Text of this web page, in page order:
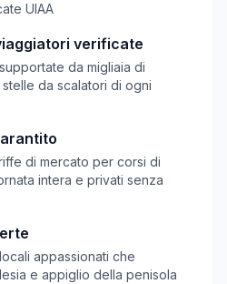
UIAA
verificate
da migliaia di
da scalatori di ogni
di mercato per corsi di
intera e privati senza
appassionati che
e appiglio della penisola